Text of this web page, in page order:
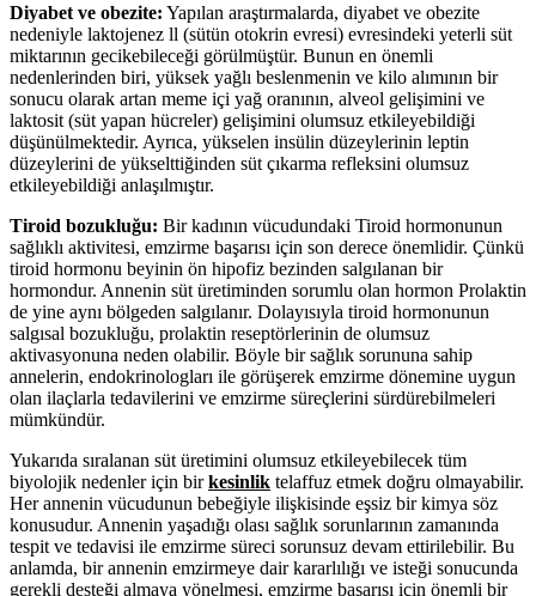
Diyabet ve obezite: Yapılan araştırmalarda, diyabet ve obezite
nedeniyle laktojenez ll (sütün otokrin evresi) evresindeki yeterli süt
miktarının gecikebileceği görülmüştür. Bunun en önemli
nedenlerinden biri, yüksek yağlı beslenmenin ve kilo alımının bir
sonucu olarak artan meme içi yağ oranının, alveol gelişimini ve
laktosit (süt yapan hücreler) gelişimini olumsuz etkileyebildiği
düşünülmektedir. Ayrıca, yükselen insülin düzeylerinin leptin
düzeylerini de yükselttiğinden süt çıkarma refleksini olumsuz
etkileyebildiği anlaşılmıştır.
Tiroid bozukluğu: Bir kadının vücudundaki Tiroid hormonunun
sağlıklı aktivitesi, emzirme başarısı için son derece önemlidir. Çünkü
tiroid hormonu beyinin ön hipofiz bezinden salgılanan bir
hormondur. Annenin süt üretiminden sorumlu olan hormon Prolaktin
de yine aynı bölgeden salgılanır. Dolayısıyla tiroid hormonunun
salgısal bozukluğu, prolaktin reseptörlerinin de olumsuz
aktivasyonuna neden olabilir. Böyle bir sağlık sorununa sahip
annelerin, endokrinologları ile görüşerek emzirme dönemine uygun
olan ilaçlarla tedavilerini ve emzirme süreçlerini sürdürebilmeleri
mümkündür.
Yukarıda sıralanan süt üretimini olumsuz etkileyebilecek tüm
biyolojik nedenler için birkesinlik telaffuz etmek doğru olmayabilir.
Her annenin vücudunun bebeğiyle ilişkisinde eşsiz bir kimya söz
konusudur. Annenin yaşadığı olası sağlık sorunlarının zamanında
tespit ve tedavisi ile emzirme süreci sorunsuz devam ettirilebilir. Bu
anlamda, bir annenin emzirmeye dair kararlılığı ve isteği sonucunda
gerekli desteği almaya yönelmesi, emzirme başarısı için önemli bir